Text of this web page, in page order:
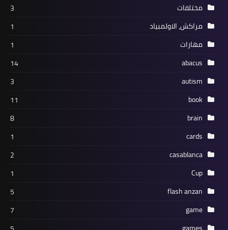
مختلفات
3
مراكش، الاولمبياد
1
مهارات
1
abacus
14
autism
3
book
11
brain
8
cards
1
casablanca
2
Cup
1
flash anzan
5
game
7